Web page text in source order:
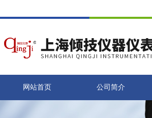
网站首页 公司简介